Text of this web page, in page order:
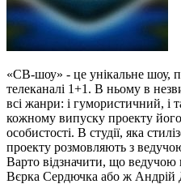
«СВ-шоу» - це унікальне шоу,
телеканалі 1+1. В ньому в
всі жанри: і гумористичний, і
кожному випуску проекту його
особистості. В студії, яка
проекту розмовляють з
Варто відзначити, що ведучою
Вєрка Сердючка або ж Андрій